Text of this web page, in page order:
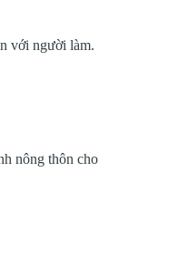
với người làm.
nông thôn cho